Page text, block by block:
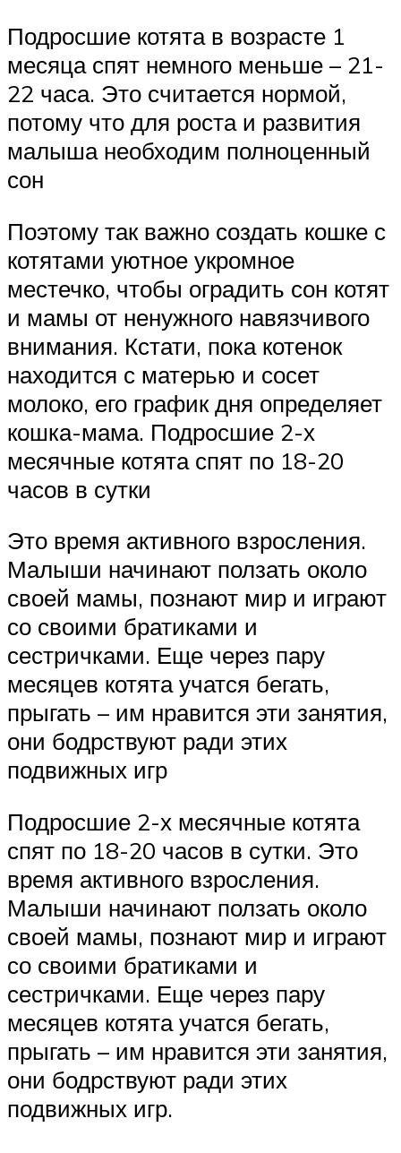
Подросшие котята в возрасте 1
месяца спят немного меньше – 21-
22 часа. Это считается нормой,
потому что для роста и развития
малыша необходим полноценный
сон
Поэтому так важно создать кошке с
котятами уютное укромное
местечко, чтобы оградить сон котят
и мамы от ненужного навязчивого
внимания. Кстати, пока котенок
находится с матерью и сосет
молоко, его график дня определяет
кошка-мама. Подросшие 2-х
месячные котята спят по 18-20
часов в сутки
Это время активного взросления.
Малыши начинают ползать около
своей мамы, познают мир и играют
со своими братиками и
сестричками. Еще через пару
месяцев котята учатся бегать,
прыгать – им нравится эти занятия,
они бодрствуют ради этих
подвижных игр
Подросшие 2-х месячные котята
спят по 18-20 часов в сутки. Это
время активного взросления.
Малыши начинают ползать около
своей мамы, познают мир и играют
со своими братиками и
сестричками. Еще через пару
месяцев котята учатся бегать,
прыгать – им нравится эти занятия,
они бодрствуют ради этих
подвижных игр.